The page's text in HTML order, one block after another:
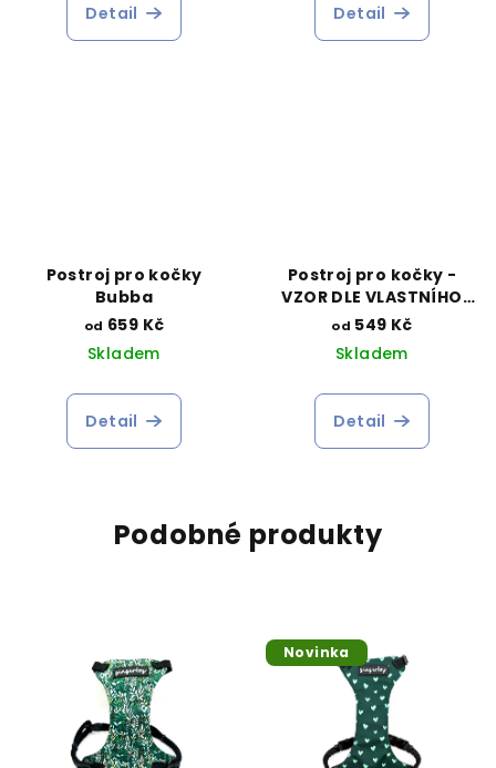
Detail Detail
Postroj pro kočky
Bubba
od 659 Kč
Skladem
Detail
Postroj pro kočky -
VZOR DLE VLASTNÍHO
VÝBĚRU
od 549 Kč
Skladem
Detail
Podobné produkty
Novinka